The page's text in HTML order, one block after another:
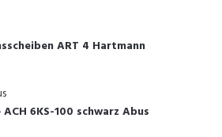
ART 4 Hartmann
6KS-100 schwarz Abus